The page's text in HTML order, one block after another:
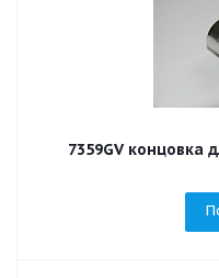
7359GV концовка